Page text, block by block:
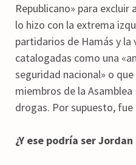
Republicano» para excluir
lo hizo con la extrema
partidarios de Hamás y la
catalogadas como una
seguridad nacional» o
miembros de la
drogas. Por supuesto, fue
¿Y ese podría ser